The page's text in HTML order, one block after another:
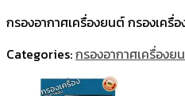
กรองอากาศเครื่องยนต์ กรองเค
Categories:กรองอากาศเครื่องย